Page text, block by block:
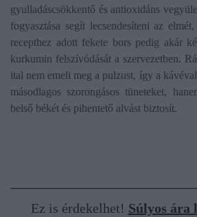
gyulladáscsökkentő és antioxidáns
fogyasztása segít lecsendesíteni az
recepthez adott fekete bors pedig akár
kurkumin felszívódását a szervezetben.
ital nem emeli meg a pulzust, így a
másodlagos szorongásos tüneteket,
belső békét és pihentető alvást biztosít.
Ez is érdekelhet! Súlyos ára